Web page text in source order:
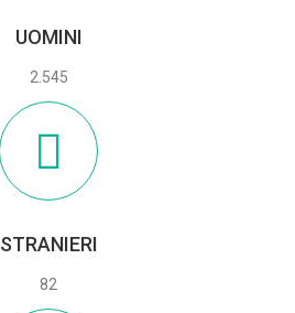
UOMINI
2.545
STRANIERI
82